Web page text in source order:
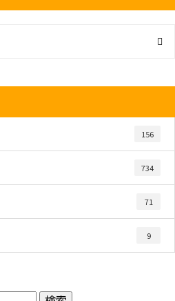
156
734
71
9